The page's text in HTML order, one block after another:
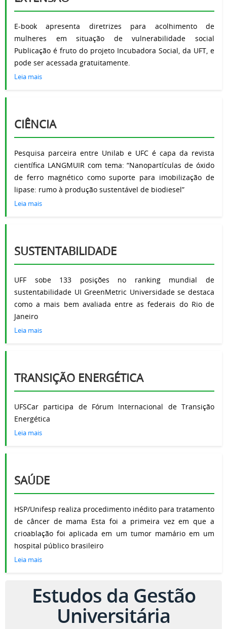
E-book apresenta diretrizes para acolhimento de
mulheres em situação de vulnerabilidade social
Publicação é fruto do projeto Incubadora Social, da UFT, e
pode ser acessada gratuitamente.
Leia mais
CIÊNCIA
Pesquisa parceira entre Unilab e UFC é capa da revista
científica LANGMUIR com tema: “Nanopartículas de óxido
de ferro magnético como suporte para imobilização de
lipase: rumo à produção sustentável de biodiesel”
Leia mais
SUSTENTABILIDADE
UFF sobe 133 posições no ranking mundial de
sustentabilidade UI GreenMetric Universidade se destaca
como a mais bem avaliada entre as federais do Rio de
Janeiro
Leia mais
TRANSIÇÃO ENERGÉTICA
UFSCar participa de Fórum Internacional de Transição
Energética
Leia mais
SAÚDE
HSP/Unifesp realiza procedimento inédito para tratamento
de câncer de mama Esta foi a primeira vez em que a
crioablação foi aplicada em um tumor mamário em um
hospital público brasileiro
Leia mais
Estudos da Gestão
Universitária